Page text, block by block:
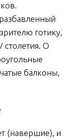
готику,
столетия. О
балконы,
(навершие), и